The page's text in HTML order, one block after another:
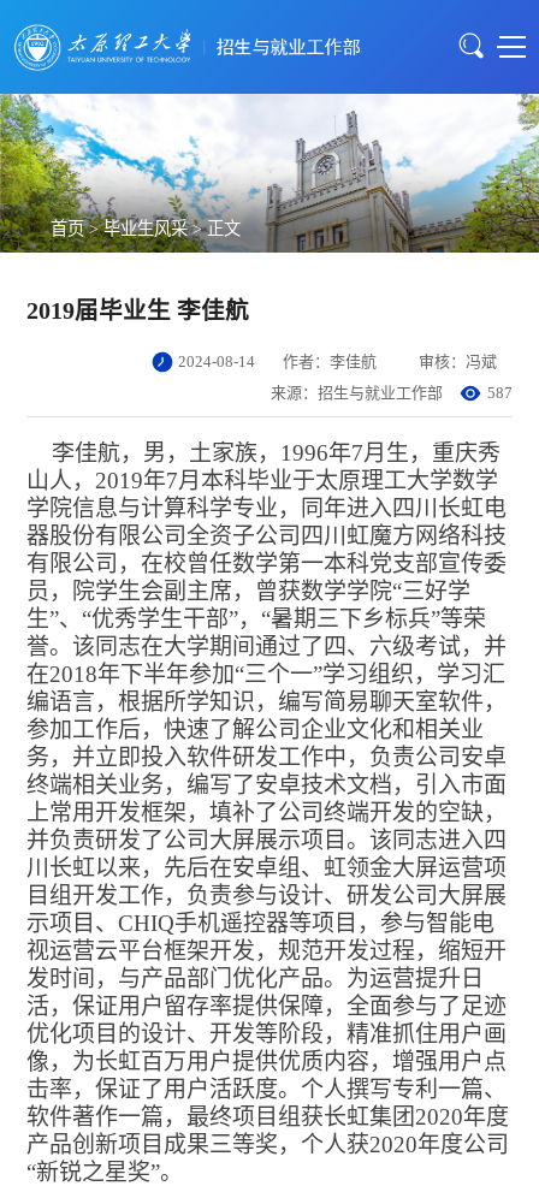
首页>毕业生风采> 正文
2019届毕业生 李佳航
2024-08-14 作者：李佳航
审核：冯斌
来源：招生与就业工作部
587
李佳航，男，土家族， 1996年7月生，重庆秀
山人，2019年7月本科毕业于太原理工大学数学
学院信息与计算科学专业，同年进入四川长虹电
器股份有限公司全资子公司四川虹魔方网络科技
有限公司，在校曾任数学第一本科党支部宣传委
员，院学生会副主席，曾获数学学院“三好学
生”、“优秀学生干部”，“暑期三下乡标兵”等荣
誉。该同志在大学期间通过了四、六级考试，并
在2018年下半年参加“三个一”学习组织，学习汇
编语言，根据所学知识，编写简易聊天室软件，
参加工作后，快速了解公司企业文化和相关业
务，并立即投入软件研发工作中，负责公司安卓
终端相关业务，编写了安卓技术文档，引入市面
上常用开发框架，填补了公司终端开发的空缺，
并负责研发了公司大屏展示项目。该同志进入四
川长虹以来，先后在安卓组、虹领金大屏运营项
目组开发工作，负责参与设计、研发公司大屏展
示项目、CHIQ手机遥控器等项目，参与智能电
视运营云平台框架开发，规范开发过程，缩短开
发时间，与产品部门优化产品。为运营提升日
活，保证用户留存率提供保障，全面参与了足迹
优化项目的设计、开发等阶段，精准抓住用户画
像，为长虹百万用户提供优质内容，增强用户点
击率，保证了用户活跃度。个人撰写专利一篇、
软件著作一篇，最终项目组获长虹集团2020年度
产品创新项目成果三等奖，个人获2020年度公司
“新锐之星奖”。